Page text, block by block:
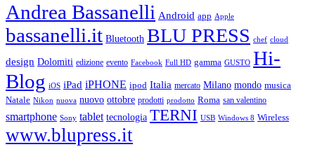
Andrea Bassanelli Android app Apple
bassanelli.it Bluetooth BLU PRESS chef cloud
design Dolomiti edizione evento Facebook Full HD gamma GUSTO Hi-
Blog iOS iPad iPHONE ipod Italia mercato Milano mondo musica
Natale Nikon nuova nuovo ottobre prodotti prodotto Roma san valentino
smartphone Sony tablet tecnologia TERNI USB Windows 8 Wireless
www.blupress.it